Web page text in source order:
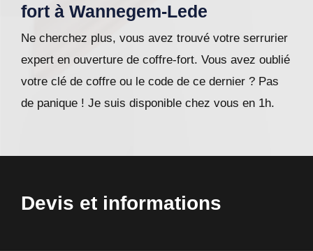
fort à Wannegem-Lede
Ne cherchez plus, vous avez trouvé votre serrurier
expert en ouverture de coffre-fort. Vous avez oublié
votre clé de coffre ou le code de ce dernier ? Pas
de panique ! Je suis disponible chez vous en 1h.
Devis et informations